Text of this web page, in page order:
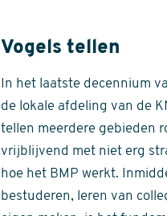
Vogels tellen
In het laatste decennium
de lokale afdeling van de
tellen meerdere gebieden
vrijblijvend met niet erg
hoe het BMP werkt.
bestuderen, leren van